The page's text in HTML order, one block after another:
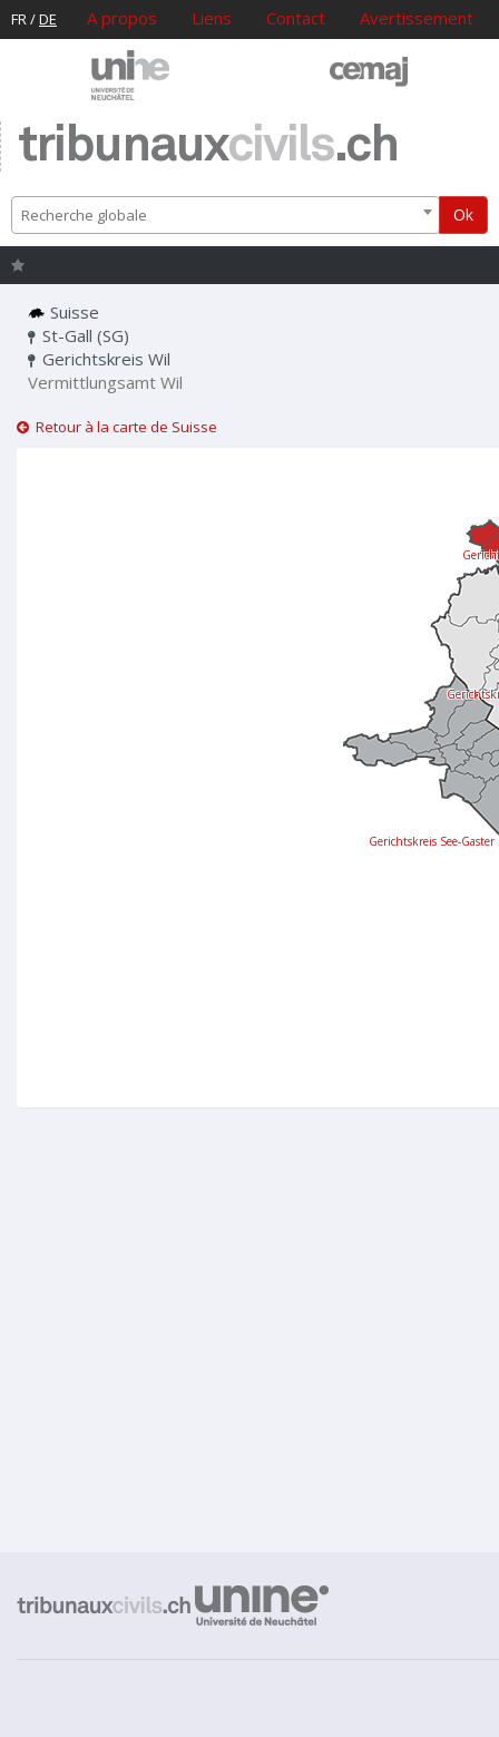
FR/DE A propos Liens Contact Avertissement
tribunauxcivils.ch
Recherche globale Ok
Suisse
St-Gall (SG)
Gerichtskreis Wil
Vermittlungsamt Wil
Retour à la carte de Suisse
Gerichtskreis See-Gaster